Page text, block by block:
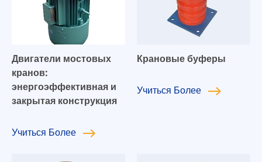
Двигатели мостовых
кранов:
энергоэффективная и
закрытая конструкция
Учиться Более
Крановые буферы
Учиться Более